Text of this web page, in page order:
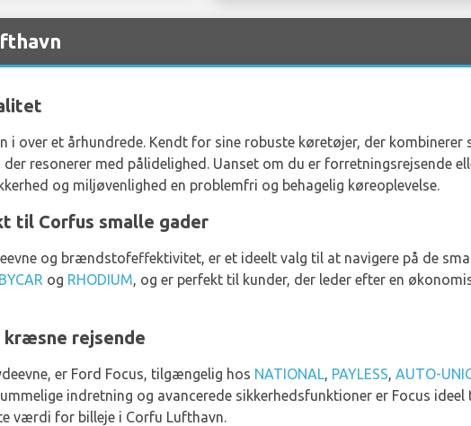
over et århundrede. Kendt for sine robuste køretøjer, der kombinerer
resonerer med pålidelighed. Uanset om du er forretningsrejsende
og miljøvenlighed en problemfri og behagelig køreoplevelse.
til Corfus smalle gader
og brændstofeffektivitet, er et ideelt valg til at navigere på de
og RHODIUM, og er perfekt til kunder, der leder efter en
kræsne rejsende
er Ford Focus, tilgængelig hos NATIONAL, PAYLESS, AUTO-
indretning og avancerede sikkerhedsfunktioner er Focus ideel
værdi for billeje i Corfu Lufthavn.